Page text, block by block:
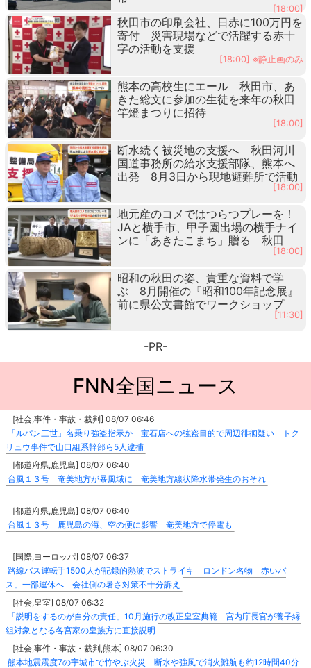
[18:00]
秋田市の印刷会社、日赤に100万円を
寄付 災害現場などで活躍する赤十
字の活動を支援
[18:00] ※静止画のみ
熊本の高校生にエール 秋田市、あ
きた総文に参加の生徒を来年の秋田
竿燈まつりに招待
[18:00]
断水続く被災地の支援へ 秋田河川
国道事務所の給水支援部隊、熊本へ
出発 8月3日から現地避難所で活動
[18:00]
地元産のコメではつらつプレーを！
JAと横手市、甲子園出場の横手ナイ
ンに「あきたこまち」贈る 秋田
[18:00]
昭和の秋田の姿、貴重な資料で学
ぶ 8月開催の『昭和100年記念展』
前に県公文書館でワークショップ
[11:30]
-PR-
FNN全国ニュース
[社会,事件・事故・裁判] 08/07 06:46
「ルパン三世」名乗り強盗指示か 宝石店への強盗目的で周辺徘徊疑い トク
リュウ事件で山口組系幹部ら5人逮捕
[都道府県,鹿児島] 08/07 06:40
台風１３号 奄美地方が暴風域に 奄美地方線状降水帯発生のおそれ
[都道府県,鹿児島] 08/07 06:40
台風１３号 鹿児島の海、空の便に影響 奄美地方で停電も
[国際,ヨーロッパ] 08/07 06:37
路線バス運転手1500人が記録的熱波でストライキ ロンドン名物「赤いバ
ス」一部運休へ 会社側の暑さ対策不十分訴え
[社会,皇室] 08/07 06:32
「説明をするのが自分の責任」10月施行の改正皇室典範 宮内庁長官が養子縁
組対象となる各宮家の皇族方に直接説明
[社会,事件・事故・裁判,熊本] 08/07 06:30
熊本地震震度7の宇城市で竹やぶ火災 断水や強風で消火難航も約12時間40分